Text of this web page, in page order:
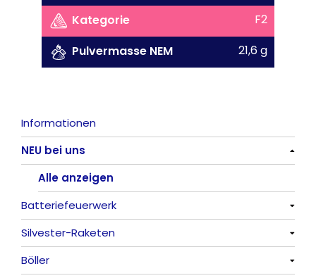
Kategorie
F2
Pulvermasse NEM
21,6 g
Informationen
NEU bei uns
Alle anzeigen
Batteriefeuerwerk
Alle anzeigen
Silvester-Raketen
Alle anzeigen
Böller